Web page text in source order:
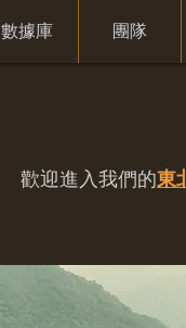
數據庫 團隊
歡迎進入我們的東